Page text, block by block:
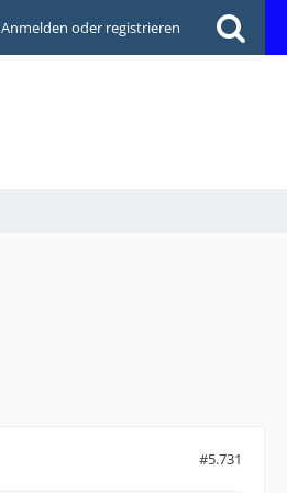
Anmelden oder registrieren
#5.731